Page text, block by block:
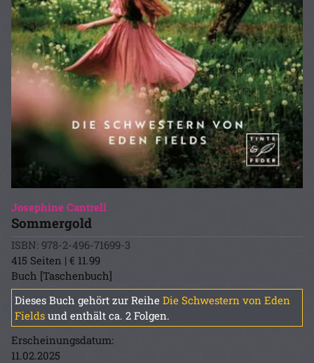
Josephine Cantrell
Sommergold
ISBN: 978-2-496-71699-3
415 Seiten | € 11.99
Buch [Taschenbuch]
Dieses Buch gehört zur Reihe Die Schwestern von Eden
Fields und enthält ca. 2 Folgen.
Erscheinungsdatum:
11.02.2025